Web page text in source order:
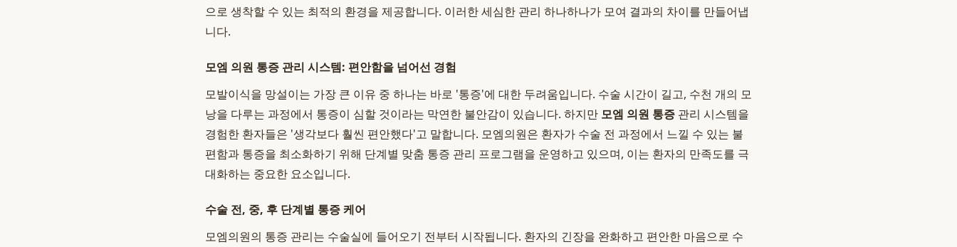
으로 생착할 수 있는 최적의 환경을 제공합니다. 이러한 세심한 관리 하나하나가 모여 결과의 차이를 만들어냅
니다.
모엠 의원 통증 관리 시스템: 편안함을 넘어선 경험
모발이식을 망설이는 가장 큰 이유 중 하나는 바로 '통증'에 대한 두려움입니다. 수술 시간이 길고, 수천 개의 모
낭을 다루는 과정에서 통증이 심할 것이라는 막연한 불안감이 있습니다. 하지만 모엠 의원 통증 관리 시스템을
경험한 환자들은 '생각보다 훨씬 편안했다'고 말합니다. 모엠의원은 환자가 수술 전 과정에서 느낄 수 있는 불
편함과 통증을 최소화하기 위해 단계별 맞춤 통증 관리 프로그램을 운영하고 있으며, 이는 환자의 만족도를 극
대화하는 중요한 요소입니다.
수술 전, 중, 후 단계별 통증 케어
모엠의원의 통증 관리는 수술실에 들어오기 전부터 시작됩니다. 환자의 긴장을 완화하고 편안한 마음으로 수